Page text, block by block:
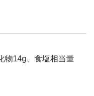
物14g、食塩相当量